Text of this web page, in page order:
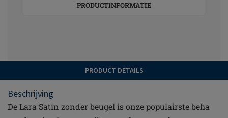
PRODUCTINFORMATIE
PRODUCT DETAILS
Beschrijving
De Lara Satin zonder beugel is onze populairste beha